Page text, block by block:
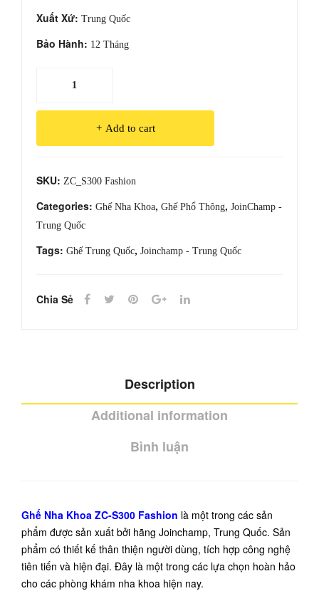
Xuất Xứ: Trung Quốc
Bảo Hành: 12 Tháng
Khoa
S300
quantity
Add to cart
SKU: ZC_S300 Fashion
Categories: Ghế Nha Khoa, Ghế Phổ Thông, JoinChamp -
Trung Quốc
Tags: Ghế Trung Quốc, Joinchamp - Trung Quốc
Chia Sẻ
Description
Additional information
Bình luận
Ghế Nha Khoa ZC-S300 Fashion là một trong các sản
phẩm được sản xuất bởi hãng Joinchamp, Trung Quốc. Sản
phẩm có thiết kế thân thiện người dùng, tích hợp công nghệ
tiên tiến và hiện đại. Đây là một trong các lựa chọn hoàn hảo
cho các phòng khám nha khoa hiện nay.